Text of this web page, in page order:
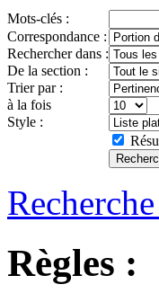
Mots-clés :
Correspondance :
Rechercher dans :
De la section :
Trier par :
à la fois
Style :
Règles :